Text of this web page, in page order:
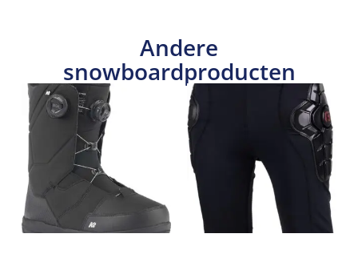
Andere
snowboardproducten